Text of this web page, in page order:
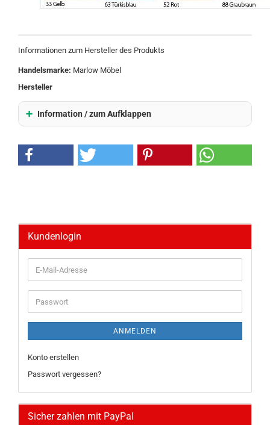
Informationen zum Hersteller des Produkts
Handelsmarke: Marlow Möbel
Hersteller
Information / zum Aufklappen
Kundenlogin
E-
Mail-
Adresse
Passwort
ANMELDEN
Konto erstellen
Passwort vergessen?
Sicher zahlen mit PayPal